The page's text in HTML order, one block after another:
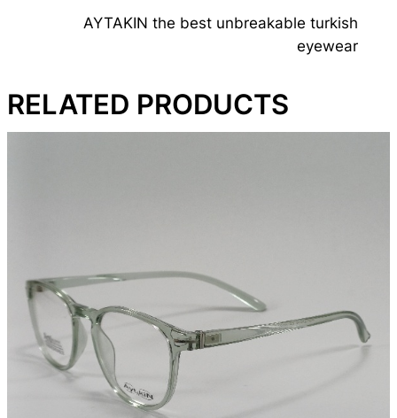
AYTAKIN the best unbreakable turkish
eyewear
RELATED PRODUCTS